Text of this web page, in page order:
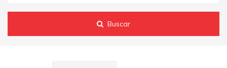
Buscar